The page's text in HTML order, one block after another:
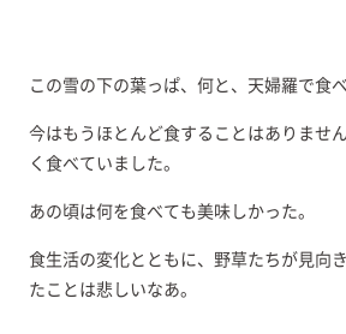
この雪の下の葉っぱ、何と、天婦羅で食
今はもうほとんど食することはありませ
く食べていました。
あの頃は何を食べても美味しかった。
食生活の変化とともに、野草たちが見向
たことは悲しいなあ。